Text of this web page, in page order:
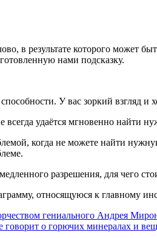
в результате которого может
нами подсказку.
У вас зоркий взгляд и
всегда удаётся мгновенно
когда не можете найти
разрешения, для чего
относящуюся к главному
гениального Андрея
говорит о горючих минералах и